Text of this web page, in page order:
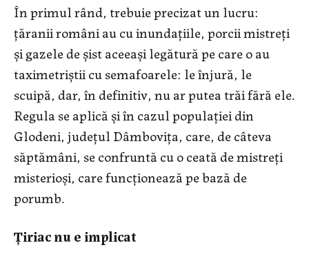
În primul rând, trebuie precizat un lucru:
țăranii români au cu inundațiile, porcii mistreți
și gazele de șist aceeaşi legătură pe care o au
taximetriștii cu semafoarele: le înjură, le
scuipă, dar, în definitiv, nu ar putea trăi fără ele.
Regula se aplică și în cazul populației din
Glodeni, județul Dâmbovița, care, de câteva
săptămâni, se confruntă cu o ceată de mistreți
misterioși, care funcționează pe bază de
porumb.
Ţiriac nu e implicat